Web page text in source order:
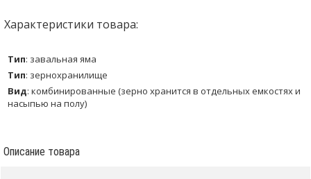
Характеристики товара:
Тип: завальная яма
Тип: зернохранилище
Вид: комбинированные (зерно хранится в отдельных емкостях и
насыпью на полу)
Описание товара